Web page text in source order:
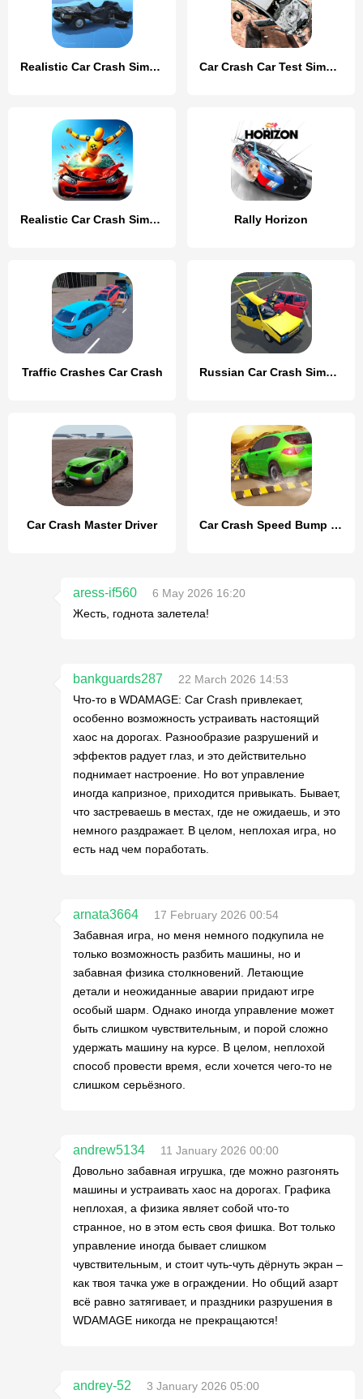
Realistic Car Crash Simulator Car Crash Car Test Simulator
Realistic Car Crash Simulator Rally Horizon
Traffic Crashes Car Crash Russian Car Crash Simulator
Car Crash Master Driver Car Crash Speed Bump Car Games
aress-if560
6 May 2026 16:20
Жесть, годнота залетела!
bankguards287
22 March 2026 14:53
Что-то в WDAMAGE: Car Crash привлекает,
особенно возможность устраивать настоящий
хаос на дорогах. Разнообразие разрушений и
эффектов радует глаз, и это действительно
поднимает настроение. Но вот управление
иногда капризное, приходится привыкать. Бывает,
что застреваешь в местах, где не ожидаешь, и это
немного раздражает. В целом, неплохая игра, но
есть над чем поработать.
arnata3664
17 February 2026 00:54
Забавная игра, но меня немного подкупила не
только возможность разбить машины, но и
забавная физика столкновений. Летающие
детали и неожиданные аварии придают игре
особый шарм. Однако иногда управление может
быть слишком чувствительным, и порой сложно
удержать машину на курсе. В целом, неплохой
способ провести время, если хочется чего-то не
слишком серьёзного.
andrew5134
11 January 2026 00:00
Довольно забавная игрушка, где можно разгонять
машины и устраивать хаос на дорогах. Графика
неплохая, а физика являет собой что-то
странное, но в этом есть своя фишка. Вот только
управление иногда бывает слишком
чувствительным, и стоит чуть-чуть дёрнуть экран –
как твоя тачка уже в ограждении. Но общий азарт
всё равно затягивает, и праздники разрушения в
WDAMAGE никогда не прекращаются!
andrey-52
3 January 2026 05:00